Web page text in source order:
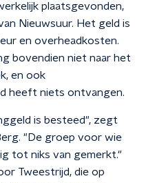
plaatsgevonden,
Nieuwsuur. Het geld is
en overheadkosten.
bovendien niet naar het
en ook
heeft niets ontvangen.
is besteed", zegt
"De groep voor wie
tot niks van gemerkt."
Tweestrijd, die op